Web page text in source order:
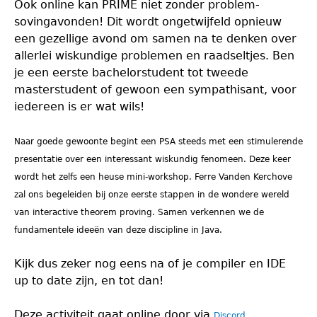
Ook online kan PRIME niet zonder problem-
sovingavonden! Dit wordt ongetwijfeld opnieuw
een gezellige avond om samen na te denken over
allerlei wiskundige problemen en raadseltjes. Ben
je een eerste bachelorstudent tot tweede
masterstudent of gewoon een sympathisant, voor
iedereen is er wat wils!
Naar goede gewoonte begint een PSA steeds met een stimulerende
presentatie over een interessant wiskundig fenomeen. Deze keer
wordt het zelfs een heuse mini-workshop. Ferre Vanden Kerchove
zal ons begeleiden bij onze eerste stappen in de wondere wereld
van interactive theorem proving. Samen verkennen we de
fundamentele ideeën van deze discipline in Java.
Kijk dus zeker nog eens na of je compiler en IDE
up to date zijn, en tot dan!